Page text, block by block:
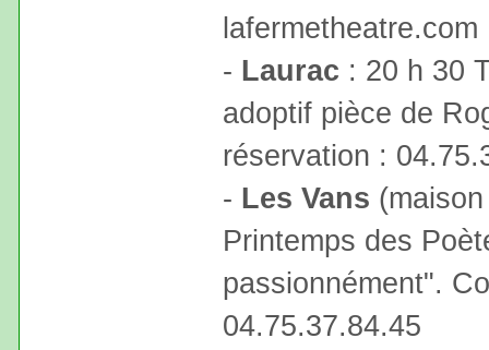
lafermetheatre.com
- Laurac : 20 h 30
adoptif pièce de
réservation :
- Les Vans
Printemps des
passionnément".
04.75.37.84.45